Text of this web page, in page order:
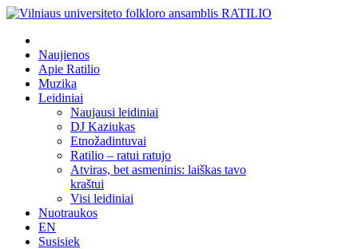
Naujienos
Apie Ratilio
Muzika
Leidiniai
Naujausi leidiniai
DJ Kaziukas
Etnožadintuvai
Ratilio – ratui ratujo
Atviras, bet asmeninis: laiškas tavo
kraštui
Visi leidiniai
Nuotraukos
EN
Susisiek